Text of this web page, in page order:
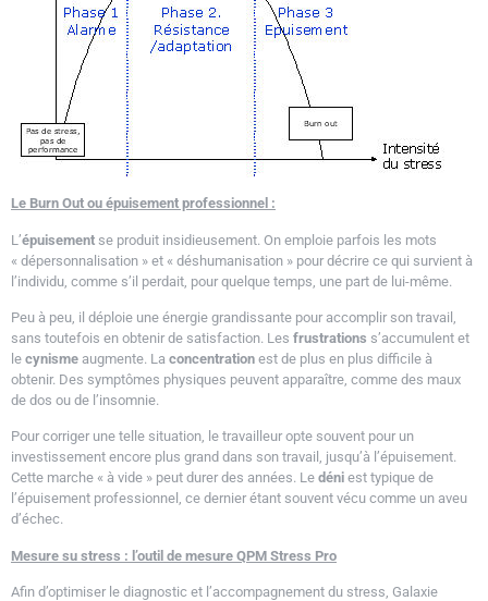
Le Burn Out ou épuisement professionnel :
L’épuisement se produit insidieusement. On emploie parfois les mots
« dépersonnalisation » et « déshumanisation » pour décrire ce qui survient à
l’individu, comme s’il perdait, pour quelque temps, une part de lui-même.
Peu à peu, il déploie une énergie grandissante pour accomplir son travail,
sans toutefois en obtenir de satisfaction. Les frustrations s’accumulent et
le cynisme augmente. La concentration est de plus en plus difficile à
obtenir. Des symptômes physiques peuvent apparaître, comme des maux
de dos ou de l’insomnie.
Pour corriger une telle situation, le travailleur opte souvent pour un
investissement encore plus grand dans son travail, jusqu’à l’épuisement.
Cette marche « à vide » peut durer des années. Le déni est typique de
l’épuisement professionnel, ce dernier étant souvent vécu comme un aveu
d’échec.
Mesure su stress : l’outil de mesure QPM Stress Pro
Afin d’optimiser le diagnostic et l’accompagnement du stress, Galaxie